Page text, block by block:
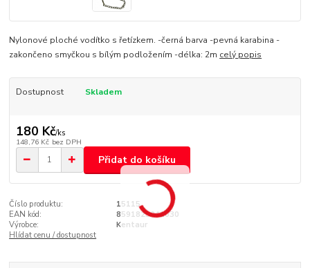
Nylonové ploché vodítko s řetízkem. -černá barva -pevná karabina -
zakončeno smyčkou s bílým podložením -délka: 2m celý popis
Dostupnost Skladem
180 Kč/ks
148,76 Kč bez DPH
Přidat do košíku
Číslo produktu:
15115
EAN kód:
8591825041030
Výrobce:
Kentaur
Hlídat cenu / dostupnost